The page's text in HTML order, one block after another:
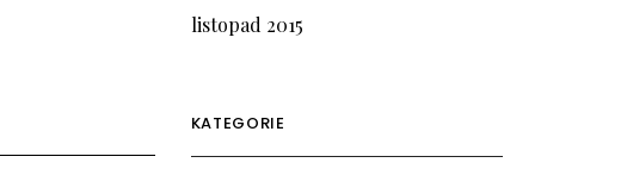
listopad 2015
KATEGORIE